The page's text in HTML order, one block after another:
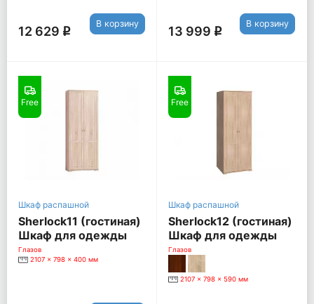
12 629 q
В корзину
13 999 q
В корзину
Free
Шкаф распашной
Sherlock11 (гостиная)
Шкаф для одежды
[Дуб Сонома]
Глазов
2107 x 798 x 400 мм
Free
Шкаф распашной
Sherlock12 (гостиная)
Шкаф для одежды
[Дуб Сонома]
Глазов
2107 x 798 x 590 мм